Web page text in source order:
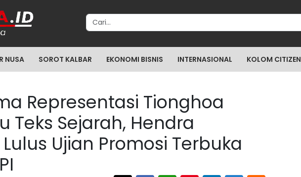
Search for:
NUSA SOROT KALBAR EKONOMI BISNIS INTERNASIONAL KOLOM CITIZEN
Representasi Tionghoa
Teks Sejarah, Hendra
Ujian Promosi Terbuka